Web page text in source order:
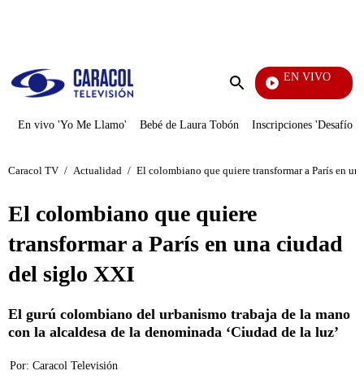
Enviar
EN VIVO
También Caerás
En vivo 'Yo Me Llamo' Bebé de Laura Tobón Inscripciones 'Desafío'
Caracol TV / Actualidad / El colombiano que quiere transformar a París en
El colombiano que quiere
transformar a París en una ciudad
del siglo XXI
El gurú colombiano del urbanismo trabaja de la mano
con la alcaldesa de la denominada ‘Ciudad de la luz’
Por: Caracol Televisión